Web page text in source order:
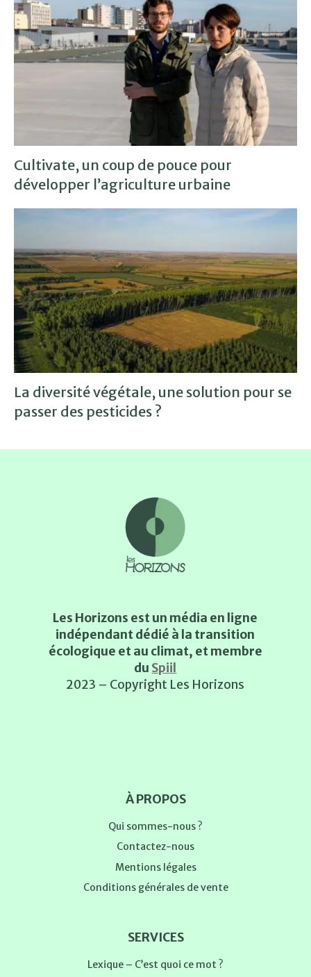
Cultivate, un coup de pouce pour
développer l’agriculture urbaine
La diversité végétale, une solution pour se
passer des pesticides ?
Les Horizons est un média en ligne
indépendant dédié à la transition
écologique et au climat, et membre
du Spiil
2023 – Copyright Les Horizons
À PROPOS
Qui sommes-nous ?
Contactez-nous
Mentions légales
Conditions générales de vente
SERVICES
Lexique – C’est quoi ce mot ?